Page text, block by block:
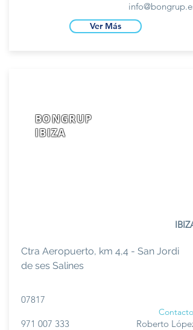
info@bongrup.es
Ver Más
BONGRUP
IBIZA
IBIZA
Ctra Aeropuerto, km 4,4 - San Jordi
de ses Salines
07817
Contacto
971 007 333
Roberto López